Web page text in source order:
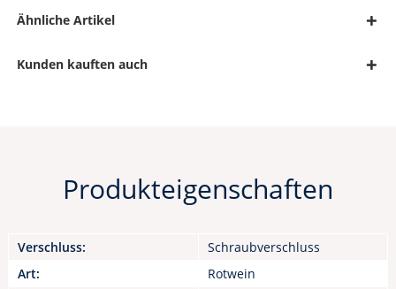
Ähnliche Artikel
Kunden kauften auch
Produkteigenschaften
Verschluss:
Schraubverschluss
Art:
Rotwein